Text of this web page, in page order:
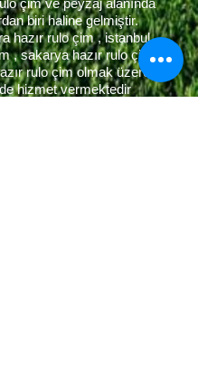
çim ve peyzaj alanında
biri haline gelmiştir.
hazır rulo çim , istanbul
, sakarya hazır rulo çim
rulo çim olmak üzere
hizmet vermektedir